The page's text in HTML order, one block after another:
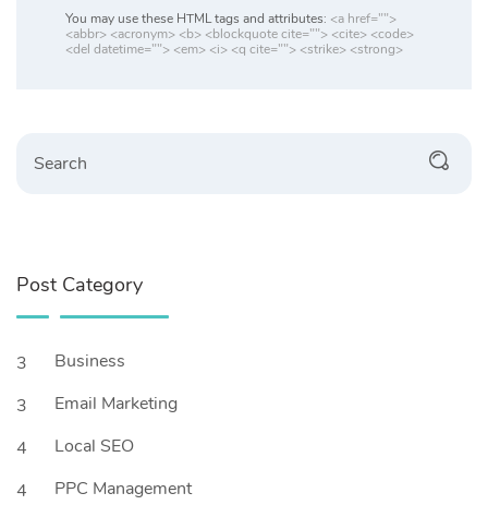
You may use these HTML tags and attributes: <a href="">
<abbr> <acronym> <b> <blockquote cite=""> <cite> <code>
<del datetime=""> <em> <i> <q cite=""> <strike> <strong>
Post Category
3
Business
3
Email Marketing
4
Local SEO
4
PPC Management